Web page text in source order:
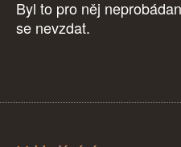
Byl to pro něj
se nevzdat.